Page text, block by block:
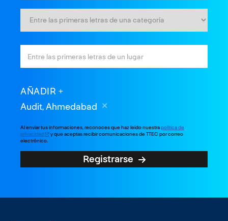
AÑADIR
Audit, Ahmedabad
Al enviar tus informaciones, reconoces que haz leído nuestrapolítica de
privacidad
y que aceptas recibir comunicaciones de TTEC por correo
electrónico.
Registrarse